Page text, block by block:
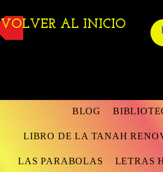
VOLVER AL INICIO
BLOG
LIBRO DE LA TANAH
LAS PARABOLAS LETRAS